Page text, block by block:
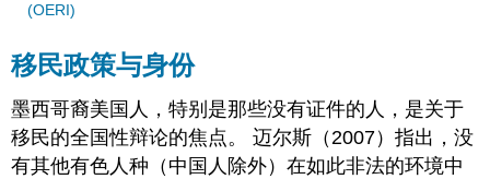
(OERI)
移民政策与身份
墨西哥裔美国人，特别是那些没有证件的人，是关于
移民的全国性辩论的焦点。 迈尔斯（2007）指出，没
有其他有色人种（中国人除外）在如此非法的环境中